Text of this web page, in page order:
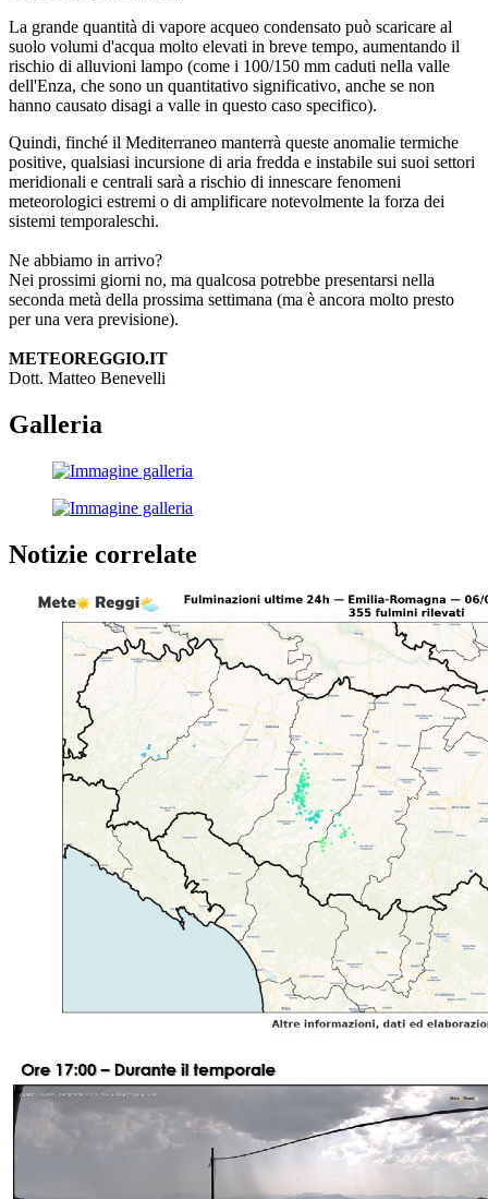
La grande quantità di vapore acqueo condensato può scaricare al
suolo volumi d'acqua molto elevati in breve tempo, aumentando il
rischio di alluvioni lampo (come i 100/150 mm caduti nella valle
dell'Enza, che sono un quantitativo significativo, anche se non
hanno causato disagi a valle in questo caso specifico).
Quindi, finché il Mediterraneo manterrà queste anomalie termiche
positive, qualsiasi incursione di aria fredda e instabile sui suoi settori
meridionali e centrali sarà a rischio di innescare fenomeni
meteorologici estremi o di amplificare notevolmente la forza dei
sistemi temporaleschi.
Ne abbiamo in arrivo?
Nei prossimi giorni no, ma qualcosa potrebbe presentarsi nella
seconda metà della prossima settimana (ma è ancora molto presto
per una vera previsione).
METEOREGGIO.IT
Dott. Matteo Benevelli
Galleria
Notizie correlate